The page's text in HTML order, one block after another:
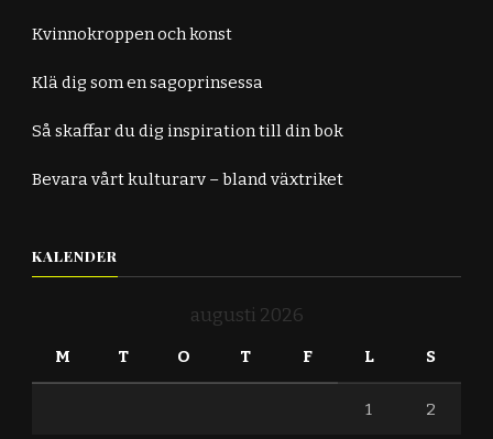
Kvinnokroppen och konst
Klä dig som en sagoprinsessa
Så skaffar du dig inspiration till din bok
Bevara vårt kulturarv – bland växtriket
KALENDER
augusti 2026
M T O T F L S
1 2